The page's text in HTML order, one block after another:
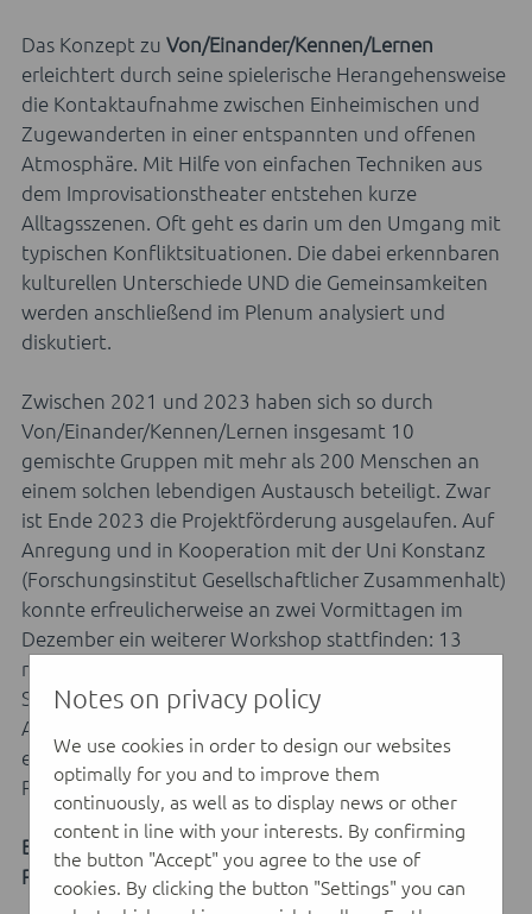
Notes on privacy policy
We use cookies in order to design our websites
optimally for you and to improve them
continuously, as well as to display news or other
content in line with your interests. By confirming
the button "Accept" you agree to the use of
cookies. By clicking the button "Settings" you can
Das Konzept zu Von/Einander/Kennen/Lernen
erleichtert durch seine spielerische Herangehensweise
die Kontaktaufnahme zwischen Einheimischen und
Zugewanderten in einer entspannten und offenen
Atmosphäre. Mit Hilfe von einfachen Techniken aus
dem Improvisationstheater entstehen kurze
Alltagsszenen. Oft geht es darin um den Umgang mit
typischen Konfliktsituationen. Die dabei erkennbaren
kulturellen Unterschiede UND die Gemeinsamkeiten
werden anschließend im Plenum analysiert und
diskutiert.
Zwischen 2021 und 2023 haben sich so durch
Von/Einander/Kennen/Lernen insgesamt 10
gemischte Gruppen mit mehr als 200 Menschen an
einem solchen lebendigen Austausch beteiligt. Zwar
ist Ende 2023 die Projektförderung ausgelaufen. Auf
Anregung und in Kooperation mit der Uni Konstanz
(Forschungsinstitut Gesellschaftlicher Zusammenhalt)
konnte erfreulicherweise an zwei Vormittagen im
Dezember ein weiterer Workshop stattfinden: 13
neuzugewanderten Schüler:innen der Mettnau-
Schule, die dort eine Ausbildung zu
Altenpflegehelfer:innen absolvieren, trafen auf
ebenfalls 13 einheimische Teilnehmer:innen aus
Radolfzell und der Region.
Besondere Erfahrungen an einer „Schule ohne
Rassimus – Schule mit Courage":